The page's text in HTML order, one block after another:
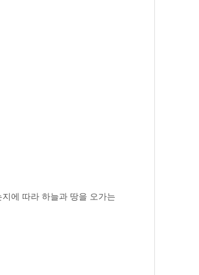
에 따라 하늘과 땅을 오가는